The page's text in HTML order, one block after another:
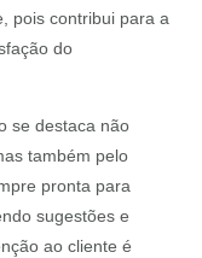
pois contribui para a
do
se destaca não
também pelo
pronta para
sugestões e
ao cliente é